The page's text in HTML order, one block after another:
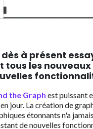
à présent
les nouveaux
the Graph est puissant
jour. La création de
étonnants n'a
de nouvelles